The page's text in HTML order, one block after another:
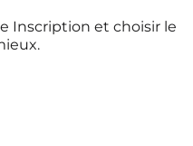
Inscription et choisir le